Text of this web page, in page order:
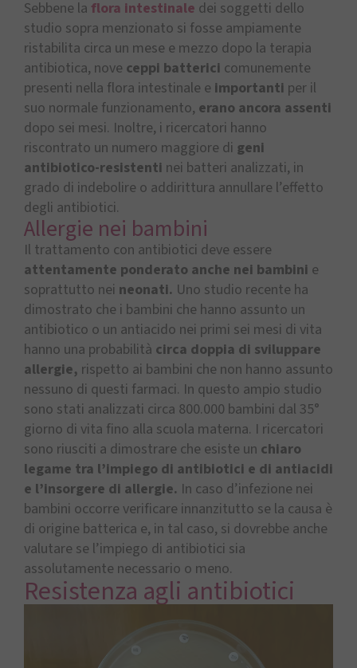
Sebbene la flora intestinale dei soggetti dello
studio sopra menzionato si fosse ampiamente
ristabilita circa un mese e mezzo dopo la terapia
antibiotica, nove ceppi batterici comunemente
presenti nella flora intestinale e importanti per il
suo normale funzionamento, erano ancora assenti
dopo sei mesi. Inoltre, i ricercatori hanno
riscontrato un numero maggiore di geni
antibiotico-resistenti nei batteri analizzati, in
grado di indebolire o addirittura annullare l’effetto
degli antibiotici.
Allergie nei bambini
Il trattamento con antibiotici deve essere
attentamente ponderato anche nei bambini e
soprattutto nei neonati. Uno studio recente ha
dimostrato che i bambini che hanno assunto un
antibiotico o un antiacido nei primi sei mesi di vita
hanno una probabilità circa doppia di sviluppare
allergie, rispetto ai bambini che non hanno assunto
nessuno di questi farmaci. In questo ampio studio
sono stati analizzati circa 800.000 bambini dal 35°
giorno di vita fino alla scuola materna. I ricercatori
sono riusciti a dimostrare che esiste un chiaro
legame tra l’impiego di antibiotici e di antiacidi
e l’insorgere di allergie. In caso d’infezione nei
bambini occorre verificare innanzitutto se la causa è
di origine batterica e, in tal caso, si dovrebbe anche
valutare se l’impiego di antibiotici sia
assolutamente necessario o meno.
Resistenza agli antibiotici